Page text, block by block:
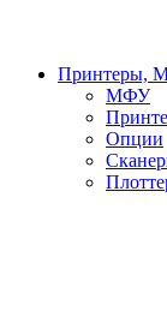
Принтеры,
МФУ
Опции